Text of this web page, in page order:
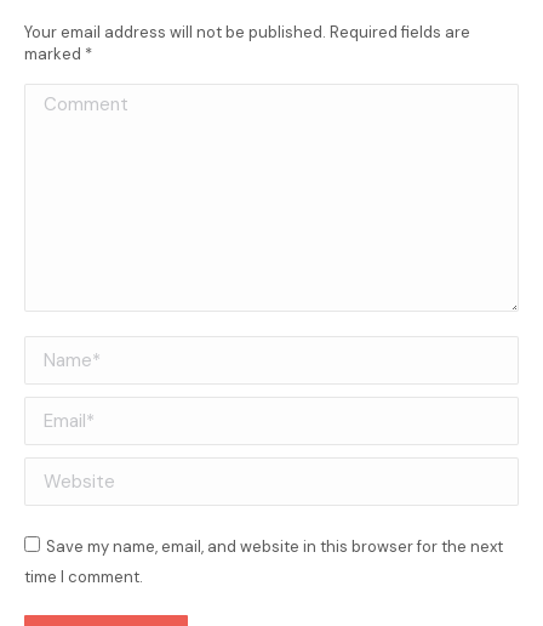
Your email address will not be published. Required fields are
marked *
Comment
Name *
Email *
Website
Save my name, email, and website in this browser for the next
time I comment.